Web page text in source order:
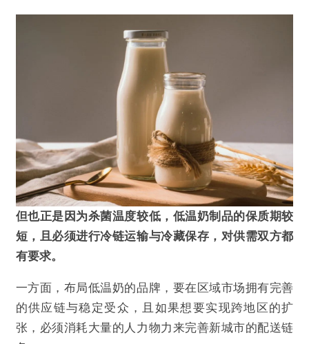
但也正是因为杀菌温度较低，低温奶制品的保质期较
短，且必须进行冷链运输与冷藏保存，对供需双方都
有要求。
一方面，布局低温奶的品牌，要在区域市场拥有完善
的供应链与稳定受众，且如果想要实现跨地区的扩
张，必须消耗大量的人力物力来完善新城市的配送链